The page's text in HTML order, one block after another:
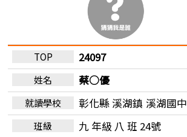
24097
蔡○優
彰化縣 溪湖鎮 溪湖國中
九 年級 八 班 24號